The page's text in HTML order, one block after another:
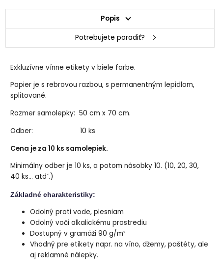
Popis
Potrebujete poradiť?
Exkluzívne vínne etikety v biele farbe.
Papier je s rebrovou razbou, s permanentným lepidlom,
splitované.
Rozmer samolepky: 50 cm x 70 cm.
Odber: 10 ks
Cena je za 10 ks samolepiek.
Minimálny odber je 10 ks, a potom násobky 10. (10, 20, 30,
40 ks... atdˇ.)
Základné charakteristiky:
Odolný proti vode, plesniam
Odolný voči alkalickému prostrediu
Dostupný v gramáži 90 g/m²
Vhodný pre etikety napr. na víno, džemy, paštéty, ale
aj reklamné nálepky.